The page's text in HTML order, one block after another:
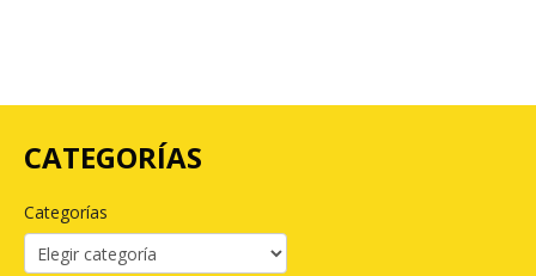
CATEGORÍAS
Categorías